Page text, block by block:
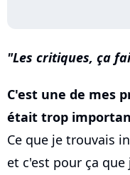
Les critiques, ça
C'est une de mes
était trop
Ce que je trouvais
et c'est pour ça que